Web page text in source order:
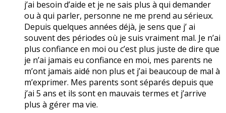
j’ai besoin d’aide et je ne sais plus à qui demander
ou à qui parler, personne ne me prend au sérieux.
Depuis quelques années déjà, je sens que j’ ai
souvent des périodes où je suis vraiment mal. Je n’ai
plus confiance en moi ou c’est plus juste de dire que
je n’ai jamais eu confiance en moi, mes parents ne
m’ont jamais aidé non plus et j’ai beaucoup de mal à
m’exprimer. Mes parents sont séparés depuis que
j’ai 5 ans et ils sont en mauvais termes et j’arrive
plus à gérer ma vie.